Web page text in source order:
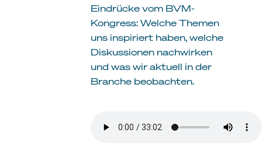
Eindrücke vom BVM-
Kongress: Welche Themen
uns inspiriert haben, welche
Diskussionen nachwirken
und was wir aktuell in der
Branche beobachten.